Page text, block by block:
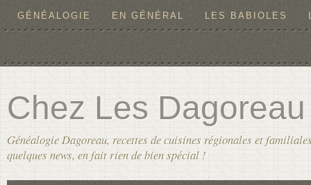
GÉNÉALOGIE EN GÉNÉRAL LES BABIOLES
Chez Les Dagoreau
Généalogie Dagoreau, recettes de cuisines régionales et
quelques news, en fait rien de bien spécial !